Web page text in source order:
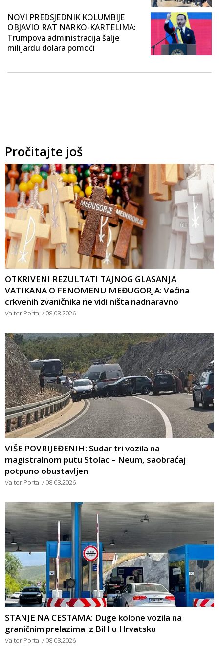
NOVI PREDSJEDNIK KOLUMBIJE
OBJAVIO RAT NARKO-KARTELIMA:
Trumpova administracija šalje
milijardu dolara pomoći
Pročitajte još
OTKRIVENI REZULTATI TAJNOG GLASANJA
VATIKANA O FENOMENU MEĐUGORJA: Većina
crkvenih zvaničnika ne vidi ništa nadnaravno
Valter Portal 08.08.2026
VIŠE POVRIJEĐENIH: Sudar tri vozila na
magistralnom putu Stolac – Neum, saobraćaj
potpuno obustavljen
Valter Portal 08.08.2026
STANJE NA CESTAMA: Duge kolone vozila na
graničnim prelazima iz BiH u Hrvatsku
Valter Portal 08.08.2026